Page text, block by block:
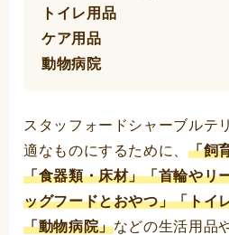
トイレ用品
ケア用品
動物病院
スタッフォードシャーブルテ
適なものにするために、「飼
「食器類・床材」「首輪やリ
ッグフードとおやつ」「トイ
「動物病院」などの生活用品